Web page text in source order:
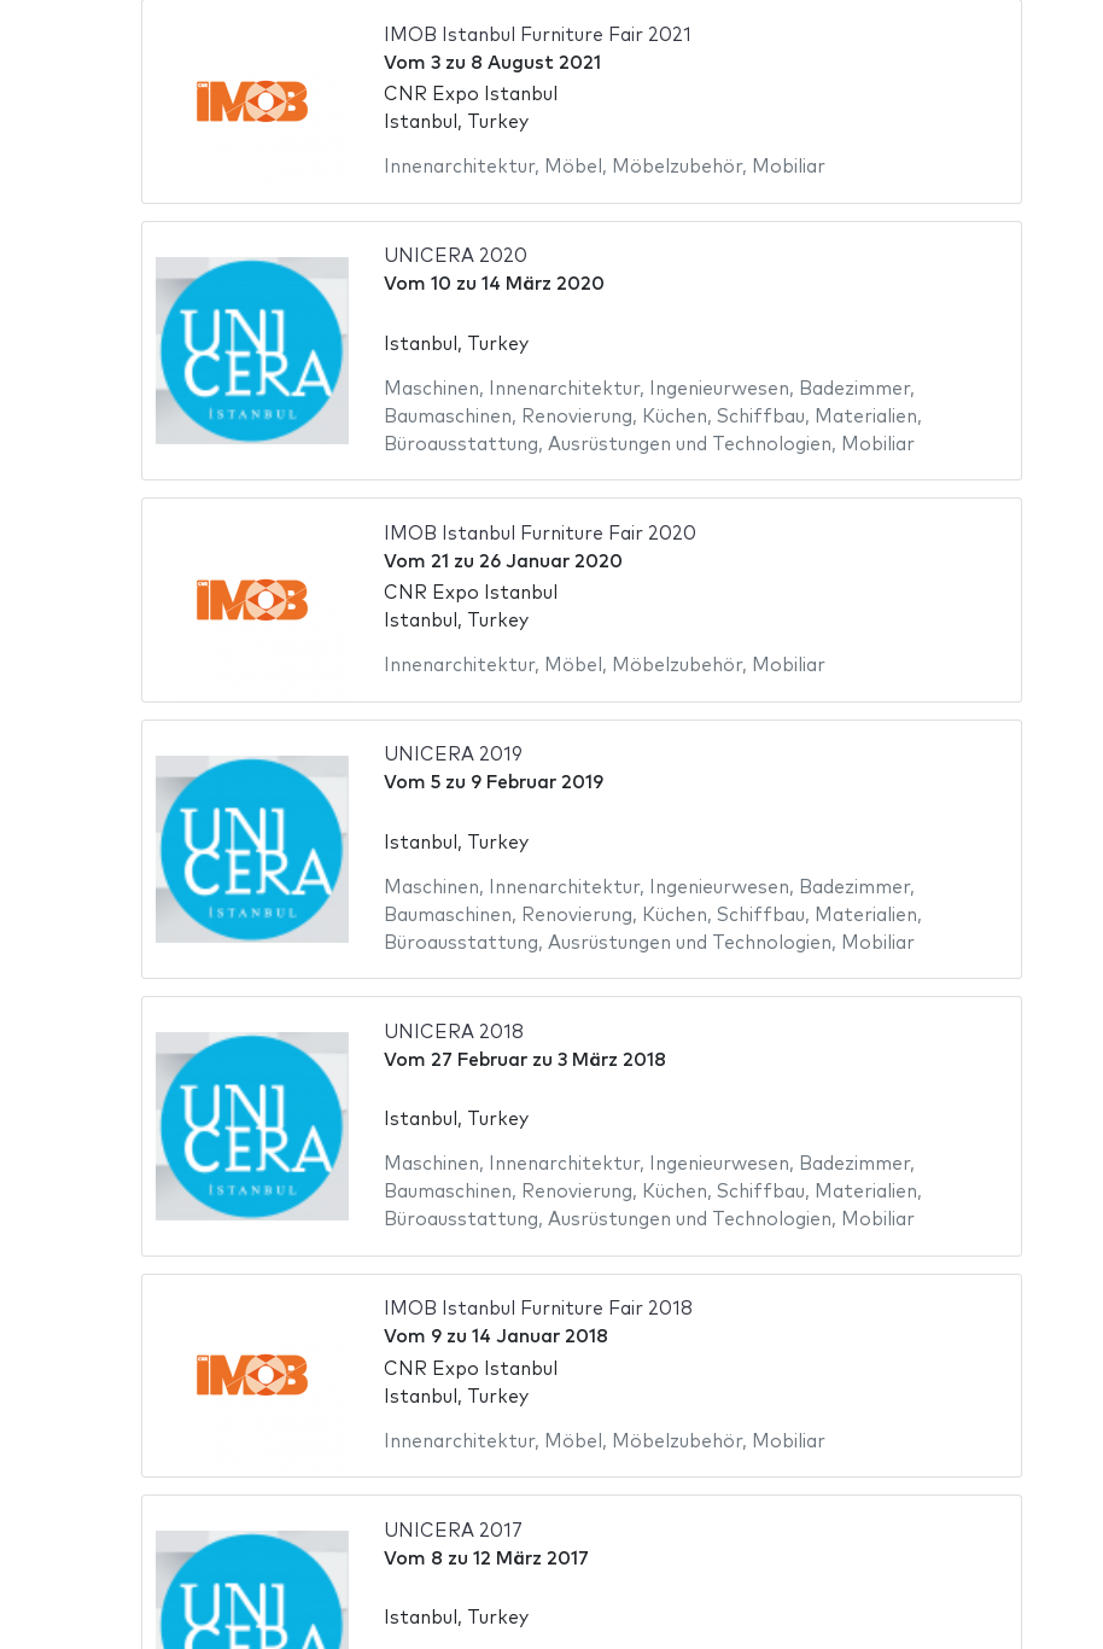
IMOB Istanbul Furniture Fair 2021
Vom 3zu 8 August 2021
CNR Expo Istanbul
Istanbul, Turkey
Innenarchitektur, Möbel , Möbelzubehör, Mobiliar
UNICERA 2020
Vom 10 zu 14 März 2020
Istanbul, Turkey
Maschinen, Innenarchitektur, Ingenieurwesen, Badezimmer,
Baumaschinen, Renovierung, Küchen, Schiffbau, Materialien,
Büroausstattung, Ausrüstungen und Technologien, Mobiliar
IMOB Istanbul Furniture Fair 2020
Vom 21 zu 26 Januar 2020
CNR Expo Istanbul
Istanbul, Turkey
Innenarchitektur, Möbel , Möbelzubehör, Mobiliar
UNICERA 2019
Vom 5zu 9 Februar 2019
Istanbul, Turkey
Maschinen, Innenarchitektur, Ingenieurwesen, Badezimmer,
Baumaschinen, Renovierung, Küchen, Schiffbau, Materialien,
Büroausstattung, Ausrüstungen und Technologien, Mobiliar
UNICERA 2018
Vom 27 Februarzu 3 März 2018
Istanbul, Turkey
Maschinen, Innenarchitektur, Ingenieurwesen, Badezimmer,
Baumaschinen, Renovierung, Küchen, Schiffbau, Materialien,
Büroausstattung, Ausrüstungen und Technologien, Mobiliar
IMOB Istanbul Furniture Fair 2018
Vom 9zu 14 Januar 2018
CNR Expo Istanbul
Istanbul, Turkey
Innenarchitektur, Möbel , Möbelzubehör, Mobiliar
UNICERA 2017
Vom 8 zu 12 März 2017
Istanbul, Turkey